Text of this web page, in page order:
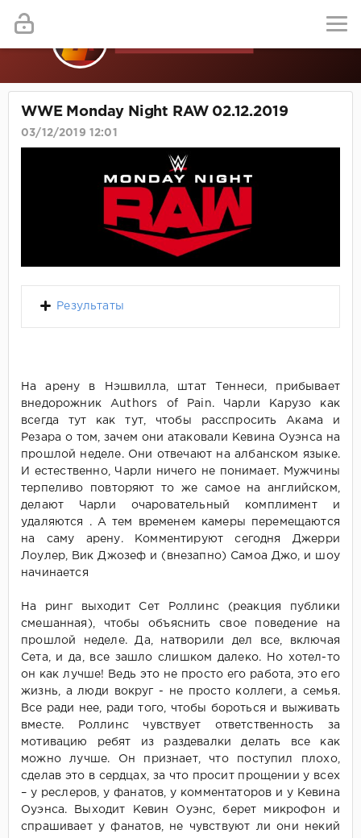
WWE Monday Night RAW 02.12.2019
03/12/2019 12:01
Результаты
На арену в Нэшвилла, штат Теннеси, прибывает
внедорожник Authors of Pain. Чарли Карузо как
всегда тут как тут, чтобы расспросить Акама и
Резара о том, зачем они атаковали Кевина Оуэнса на
прошлой неделе. Они отвечают на албанском языке.
И естественно, Чарли ничего не понимает. Мужчины
терпеливо повторяют то же самое на английском,
делают Чарли очаровательный комплимент и
удаляются . А тем временем камеры перемещаются
на саму арену. Комментируют сегодня Джерри
Лоулер, Вик Джозеф и (внезапно) Самоа Джо, и шоу
начинается
На ринг выходит Сет Роллинс (реакция публики
смешанная), чтобы объяснить свое поведение на
прошлой неделе. Да, натворили дел все, включая
Сета, и да, все зашло слишком далеко. Но хотел-то
он как лучше! Ведь это не просто его работа, это его
жизнь, а люди вокруг - не просто коллеги, а семья.
Все ради нее, ради того, чтобы бороться и выживать
вместе. Роллинс чувствует ответственность за
мотивацию ребят из раздевалки делать все как
можно лучше. Он признает, что поступил плохо,
сделав это в сердцах, за что просит прощении у всех
– у реслеров, у фанатов, у комментаторов и у Кевина
Оуэнса. Выходит Кевин Оуэнс, берет микрофон и
спрашивает у фанатов, не чувствуют ли они некий